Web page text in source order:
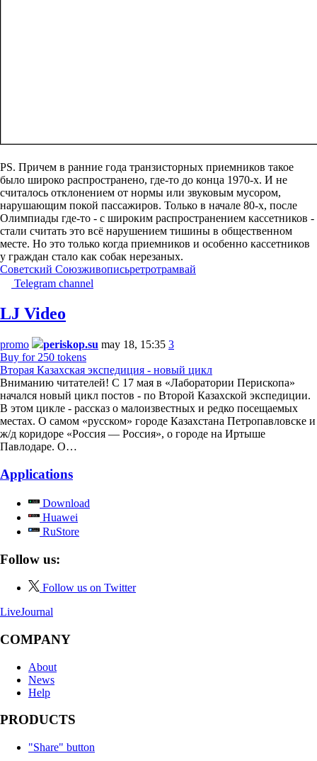
PS. Причем в ранние года транзисторных приемников такое
было широко распространено, где-то до конца 1970-х. И не
считалось отклонением от нормы или звуковым мусором,
нарушающим покой пассажиров. Только в начале 80-х, после
Олимпиады где-то - с широким распространением кассетников -
стали считать это всё нарушением тишины в общественном
месте. Но это только когда приемников и особенно кассетников
у граждан стало как собак нерезаных.
Советский Союзживописьретротрамвай
Telegram channel
LJ Video
promo periskop.su may 18, 15:35 3
Buy for 250 tokens
Вторая Казахская экспедиция - новый цикл
Вниманию читателей! С 17 мая в «Лаборатории Перископа»
начался новый цикл постов - по Второй Казахской экспедиции.
В этом цикле - рассказ о малоизвестных и редко посещаемых
местах. О самом «русском» городе Казахстана Петропавловске и
ж/д коридоре «Россия — Россия», о городе на Иртыше
Павлодаре. О…
Applications
Download
Huawei
RuStore
Follow us:
Follow us on Twitter
LiveJournal
COMPANY
About
News
Help
PRODUCTS
"Share" button